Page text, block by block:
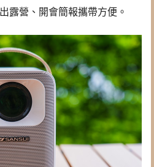
露營、開會簡報攜帶方便。